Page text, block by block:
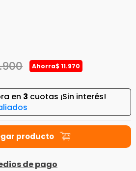
.900 Ahorra$ 11.970
en 3 cuotas ¡Sin interés!
de pago